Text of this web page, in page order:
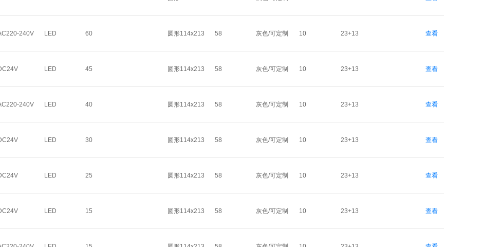
240V LED 60 圆形114x213 58 灰色/可定制 10 23+13 查看
LED 45 圆形114x213 58 灰色/可定制 10 23+13 查看
240V LED 40 圆形114x213 58 灰色/可定制 10 23+13 查看
LED 30 圆形114x213 58 灰色/可定制 10 23+13 查看
LED 25 圆形114x213 58 灰色/可定制 10 23+13 查看
LED 15 圆形114x213 58 灰色/可定制 10 23+13 查看